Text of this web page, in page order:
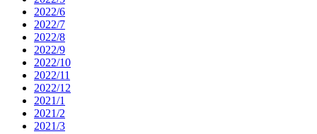
2022/6
2022/7
2022/8
2022/9
2022/10
2022/11
2022/12
2021/1
2021/2
2021/3